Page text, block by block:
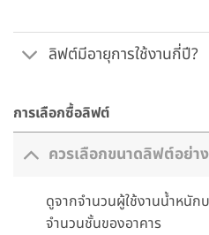
ลิฟต์มีอายุการใช้งานกี่ปี?
การเลือกซื้อลิฟต์
ควรเลือกขนาดลิฟต์อย่าง
ดูจากจำนวนผู้ใช้งานน้ำหนั
จำนวนชั้นของอาคาร